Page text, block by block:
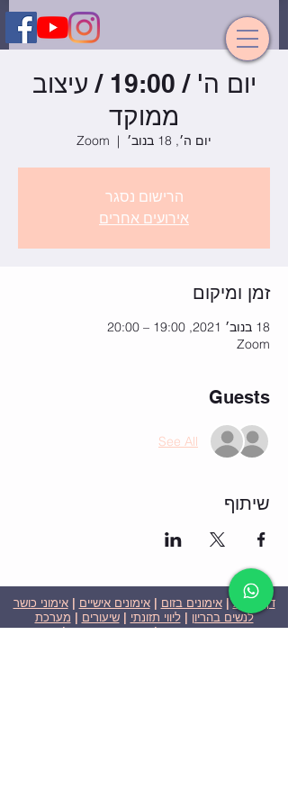
יום ה' / 19:00 / עיצוב
ממוקד
יום ה׳, 18 בנוב׳
  |
Zoom
הרישום נסגר
אירועים אחרים
זמן ומיקום
18 בנוב׳ 2021, 19:00 – 20:00
Zoom
Guests
See All
שיתוף
דף הבית|אימונים בזום |אימונים אישיים |אימוני כושר
לנשים בהריון |ליווי תזונתי |שיעורים | מערכת
שבועית-אימונים בזום|תוכניות ומחירים|סרטוני